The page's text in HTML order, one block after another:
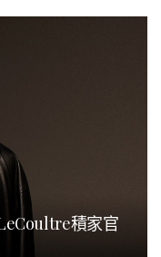
積家官